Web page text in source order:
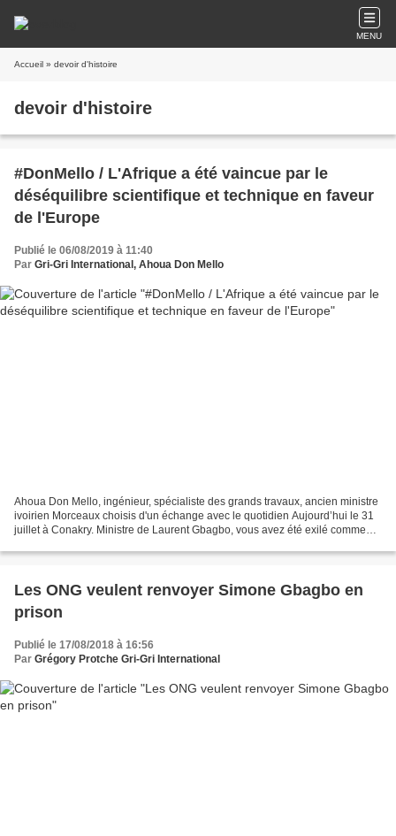
MENU
Accueil » devoir d'histoire
devoir d'histoire
#DonMello / L'Afrique a été vaincue par le
déséquilibre scientifique et technique en faveur
de l'Europe
Publié le 06/08/2019 à 11:40
Par Gri-Gri International, Ahoua Don Mello
Ahoua Don Mello, ingénieur, spécialiste des grands travaux, ancien ministre
ivoirien Morceaux choisis d'un échange avec le quotidien Aujourd’hui le 31
juillet à Conakry. Ministre de Laurent Gbagbo, vous avez été exilé comme
Les ONG veulent renvoyer Simone Gbagbo en
prison
Publié le 17/08/2018 à 16:56
Par Grégory Protche Gri-Gri International